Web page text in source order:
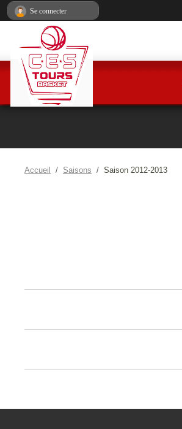
Accueil Saisons Saison 2012-2013
Se connecter
Panneau de gestion des cookies